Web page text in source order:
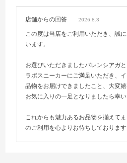
店舗からの回答 2026.8.3
この度は当店をご利用いただき、誠
います。
お選びいただきましたバレンシアガ
ラボスニーカーにご満足いただき、
品物をお届けできましたこと、大変嬉
お気に入りの一足となりましたら幸い
これからも魅力あるお品物を揃えて
のご利用を心よりお待ちしております